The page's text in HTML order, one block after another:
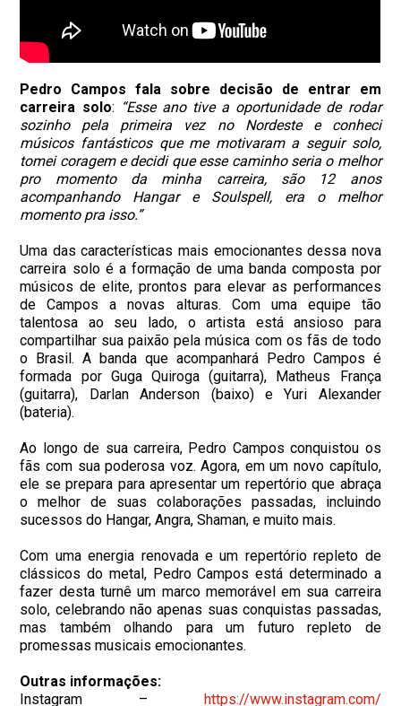
Pedro Campos fala sobre decisão de entrar em
carreira solo: “Esse ano tive a oportunidade de rodar
sozinho pela primeira vez no Nordeste e conheci
músicos fantásticos que me motivaram a seguir solo,
tomei coragem e decidi que esse caminho seria o melhor
pro momento da minha carreira, são 12 anos
acompanhando Hangar e Soulspell, era o melhor
momento pra isso.”
Uma das características mais emocionantes dessa nova
carreira solo é a formação de uma banda composta por
músicos de elite, prontos para elevar as performances
de Campos a novas alturas. Com uma equipe tão
talentosa ao seu lado, o artista está ansioso para
compartilhar sua paixão pela música com os fãs de todo
o Brasil. A banda que acompanhará Pedro Campos é
formada por Guga Quiroga (guitarra), Matheus França
(guitarra), Darlan Anderson (baixo) e Yuri Alexander
(bateria).
Ao longo de sua carreira, Pedro Campos conquistou os
fãs com sua poderosa voz. Agora, em um novo capítulo,
ele se prepara para apresentar um repertório que abraça
o melhor de suas colaborações passadas, incluindo
sucessos do Hangar, Angra, Shaman, e muito mais.
Com uma energia renovada e um repertório repleto de
clássicos do metal, Pedro Campos está determinado a
fazer desta turnê um marco memorável em sua carreira
solo, celebrando não apenas suas conquistas passadas,
mas também olhando para um futuro repleto de
promessas musicais emocionantes.
Outras informações:
Instagram – https://www.instagram.com/